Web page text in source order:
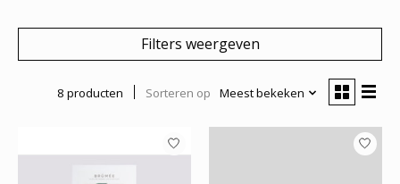
Filters weergeven
8 producten Sorteren op Meest bekeken